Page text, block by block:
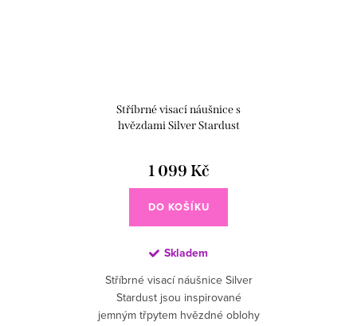
Stříbrné visací náušnice s
hvězdami Silver Stardust
1 099 Kč
DO KOŠÍKU
Skladem
Stříbrné visací náušnice Silver
Stardust jsou inspirované
jemným třpytem hvězdné oblohy